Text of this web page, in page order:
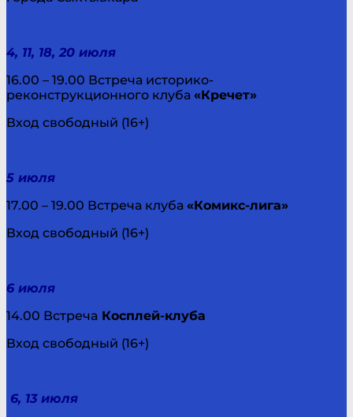
4, 11, 18, 20 июля
16.00 – 19.00 Встреча историко-
реконструкционного клуба «Кречет»
Вход свободный (16+)
5 июля
17.00 – 19.00 Встреча клуба «Комикс-лига»
Вход свободный (16+)
6 июля
14.00 Встреча Косплей-клуба
Вход свободный (16+)
6, 13 июля